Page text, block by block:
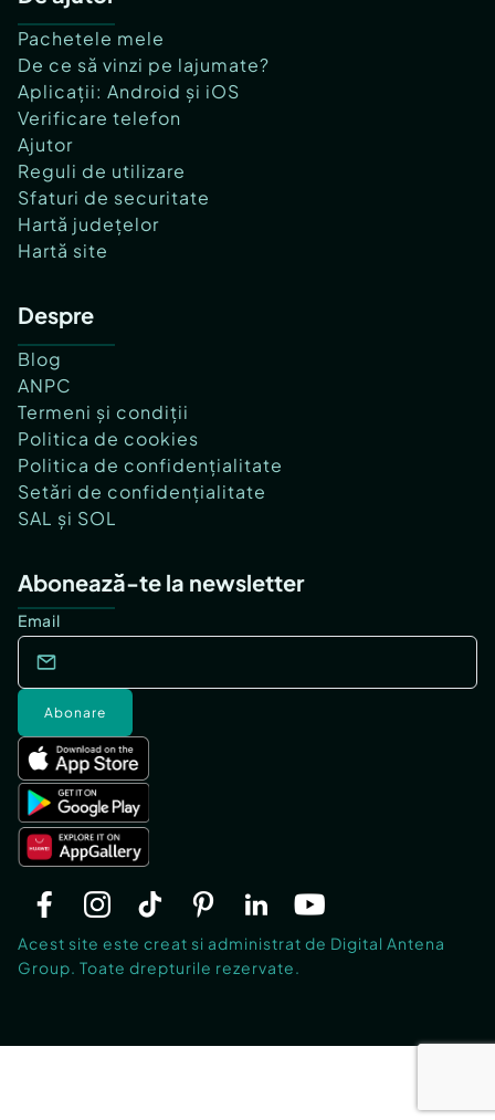
Pachetele mele
De ce să vinzi pe lajumate?
Aplicații: Android și iOS
Verificare telefon
Ajutor
Reguli de utilizare
Sfaturi de securitate
Hartă județelor
Hartă site
Despre
Blog
ANPC
Termeni și condiții
Politica de cookies
Politica de confidențialitate
Setări de confidențialitate
SAL și SOL
Abonează-te la newsletter
Email
Abonare
Acest site este creat si administrat de Digital Antena
Group. Toate drepturile rezervate.